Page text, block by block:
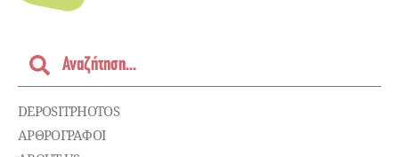
DEPOSITPHOTOS
ΑΡΘΡΟΓΡΑΦΟΙ